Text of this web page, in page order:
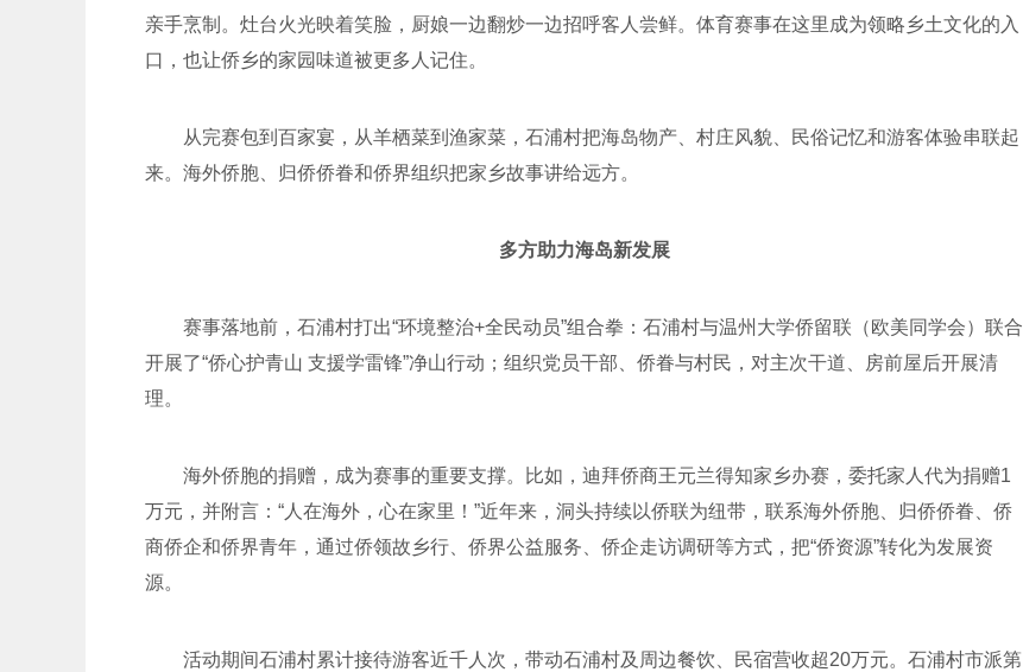
亲手烹制。灶台火光映着笑脸，厨娘一边翻炒一边招呼客人尝鲜。体育赛事在这里成为领略乡土文化的入
口，也让侨乡的家园味道被更多人记住。
从完赛包到百家宴，从羊栖菜到渔家菜，石浦村把海岛物产、村庄风貌、民俗记忆和游客体验串联起
来。海外侨胞、归侨侨眷和侨界组织把家乡故事讲给远方。
多方助力海岛新发展
赛事落地前，石浦村打出“环境整治+全民动员”组合拳：石浦村与温州大学侨留联（欧美同学会）联合
开展了“侨心护青山 支援学雷锋”净山行动；组织党员干部、侨眷与村民，对主次干道、房前屋后开展清
理。
海外侨胞的捐赠，成为赛事的重要支撑。比如，迪拜侨商王元兰得知家乡办赛，委托家人代为捐赠1
万元，并附言：“人在海外，心在家里！”近年来，洞头持续以侨联为纽带，联系海外侨胞、归侨侨眷、侨
商侨企和侨界青年，通过侨领故乡行、侨界公益服务、侨企走访调研等方式，把“侨资源”转化为发展资
源。
活动期间石浦村累计接待游客近千人次，带动石浦村及周边餐饮、民宿营收超20万元。石浦村市派第